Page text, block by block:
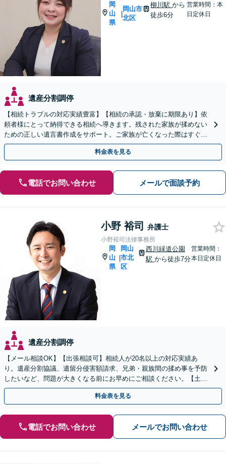
岡
山
県
|
岡山市
北区
柳川駅から
徒歩6分
営業時間：本
日定休日
遺産分割調停
【相続トラブルの対応実績豊富】【相続の承認・放棄に期限あり】依
頼者様にとって納得できる相続へ導きます。残された家族が揉めない
ための正しい遺言書作成をサポート。ご家族が亡くなった際はすぐに
弁護士に相談を！【安心の費用設計】【岡山駅徒歩10分】
料金表を見る
電話でお問い合わせ メールで面談予約
小野 裕司 弁護士
小野裕司法律事務所
岡
山
県
|
岡山
市北
区
西川緑道公園
駅 から徒歩7分
営業時間：
本日定休日
遺産分割調停
【メール相談OK】【出張相談可】相続人が20名以上の対応実績あ
り。遺産分割協議、遺留分侵害額請求、兄弟・親族間の揉め事を予防
したいなど、問題が大きくなる前にお早めにご相談ください。【土日
祝・夜間相談も可能】
料金表を見る
電話でお問い合わせ メールでお問い合わせ